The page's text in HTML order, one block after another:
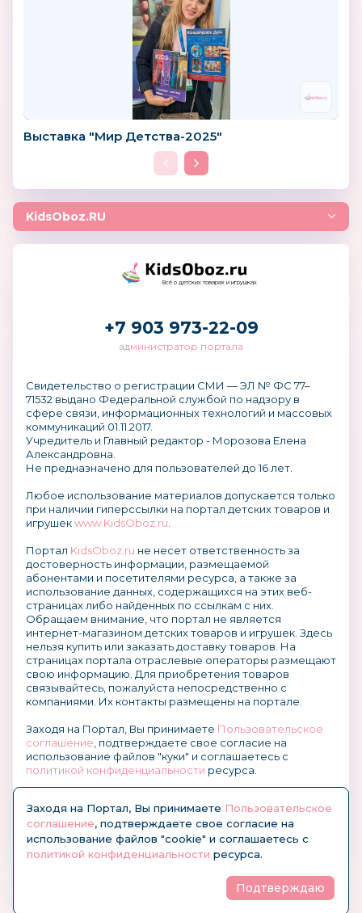
Выставка "Мир Детства-2025"
KidsOboz.RU
Всё о детских товарах и игрушках
+7 903 973-22-09
администратор портала
Свидетельство о регистрации СМИ — ЭЛ № ФС 77–
71532 выдано Федеральной службой по надзору в
сфере связи, информационных технологий и массовых
коммуникаций 01.11.2017.
Учредитель и Главный редактор - Морозова Елена
Александровна.
Не предназначено для пользователей до 16 лет.
Любое использование материалов допускается только
при наличии гиперссылки на портал детских товаров и
игрушекwww.KidsOboz.ru
Портал KidsOboz.ru не несет ответственность за
достоверность информации, размещаемой
абонентами и посетителями ресурса, а также за
использование данных, содержащихся на этих веб-
страницах либо найденных по ссылкам с них.
Обращаем внимание, что портал не является
интернет-магазином детских товаров и игрушек. Здесь
нельзя купить или заказать доставку товаров. На
страницах портала отраслевые операторы размещают
свою информацию. Для приобретения товаров
связывайтесь, пожалуйста непосредственно с
компаниями. Их контакты размещены на портале.
Заходя на Портал, Вы принимаете Пользовательское
соглашение , подтверждаете свое согласие на
использование файлов "куки" и соглашаетесь с
политикой конфиденциальности ресурса.
© KidsOboz.RU 2004-2026
Заходя на Портал, Вы принимаете Пользовательское
соглашение, подтверждаете свое согласие на
использование файлов "cookie" и соглашаетесь с
политикой конфиденциальности ресурса.
Подтверждаю